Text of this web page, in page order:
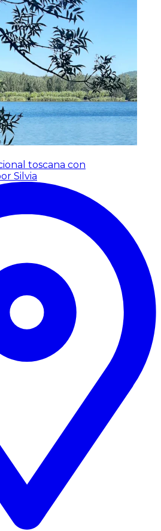
toscana con
Silvia